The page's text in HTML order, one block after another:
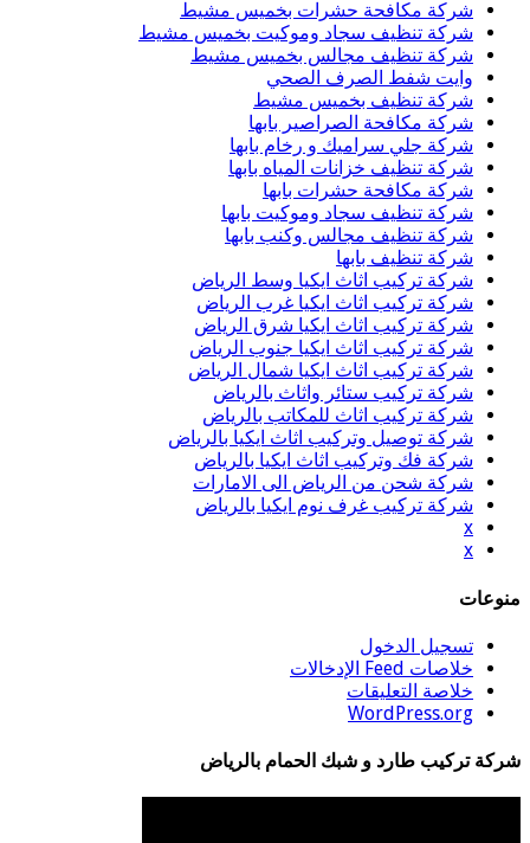
شركة مكافحة حشرات بخميس مشيط
شركة تنظيف سجاد وموكيت بخميس مشيط
شركة تنظيف مجالس بخميس مشيط
وايت شفط الصرف الصحي
شركة تنظيف بخميس مشيط
شركة مكافحة الصراصير بابها
شركة جلي سراميك و رخام بابها
شركة تنظيف خزانات المياه بابها
شركة مكافحة حشرات بابها
شركة تنظيف سجاد وموكيت بابها
شركة تنظيف مجالس وكنب بابها
شركة تنظيف بابها
شركة تركيب اثاث ايكيا وسط الرياض
شركة تركيب اثاث ايكيا غرب الرياض
شركة تركيب اثاث ايكيا شرق الرياض
شركة تركيب اثاث ايكيا جنوب الرياض
شركة تركيب اثاث ايكيا شمال الرياض
شركة تركيب ستائر واثاث بالرياض
شركة تركيب اثاث للمكاتب بالرياض
شركة توصيل وتركيب اثاث ايكيا بالرياض
شركة فك وتركيب اثاث ايكيا بالرياض
شركة شحن من الرياض الى الامارات
شركة تركيب غرف نوم ايكيا بالرياض
x
x
منوعات
تسجيل الدخول
خلاصات Feed الإدخالات
خلاصة التعليقات
WordPress.org
شركة تركيب طارد و شبك الحمام بالرياض